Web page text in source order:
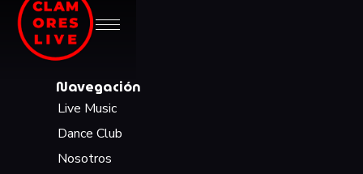
Navegación
Live Music
Dance Club
Nosotros